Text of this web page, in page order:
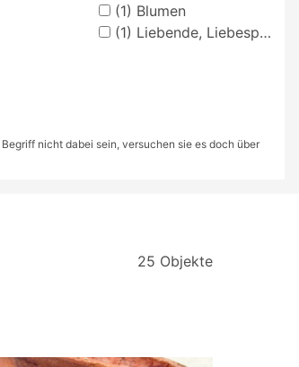
(1) Blumen
(1) Liebende, Liebespaar
nicht dabei sein, versuchen sie es doch über
25 Objekte